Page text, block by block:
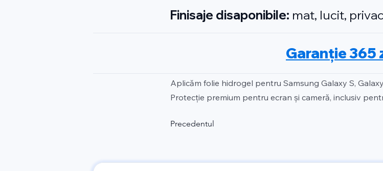
Finisaje disaponibile: mat, lucit,
Garanție 365
Aplicăm folie hidrogel pentru Samsung Galaxy S,
Protecție premium pentru ecran și cameră, inclusiv
Precedentul